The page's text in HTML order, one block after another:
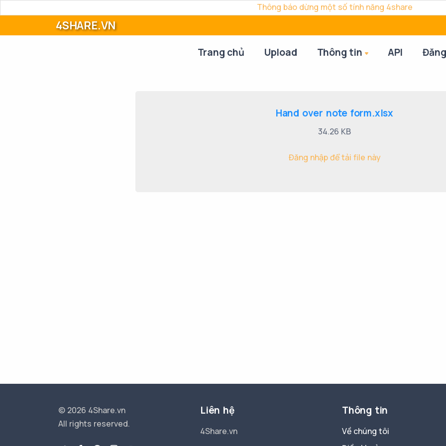
Thông báo dừng một số tính năng 4share
4SHARE.VN
Trang chủ Upload Thông tin API
Hand over note form.xlsx
34.26 KB
Đăng nhập để tải file này
© 2026 4Share.vn
All rights reserved.
Liên hệ
4Share.vn
Thông tin
Về chúng tôi